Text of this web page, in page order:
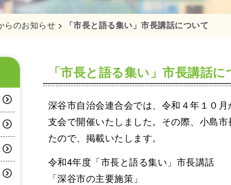
らのお知らせ > 「市長と語る集い」市長講話について
「市長と語る集い」市長講話に
深谷市自治会連合会では、令和４年１０
支会で開催いたしました。その際、小島
たので、掲載いたします。
令和4年度「市長と語る集い」市長講話
「深谷市の主要施策」